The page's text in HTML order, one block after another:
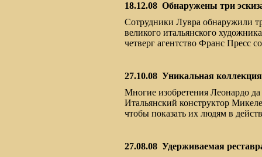
18.12.08 Обнаружены три
Сотрудники Лувра обнаружили
великого итальянского
четверг агентство Франс Пресс
27.10.08 Уникальная
Многие изобретения Леонардо
Итальянский конструктор
чтобы показать их людям в
27.08.08 Удерживаемая